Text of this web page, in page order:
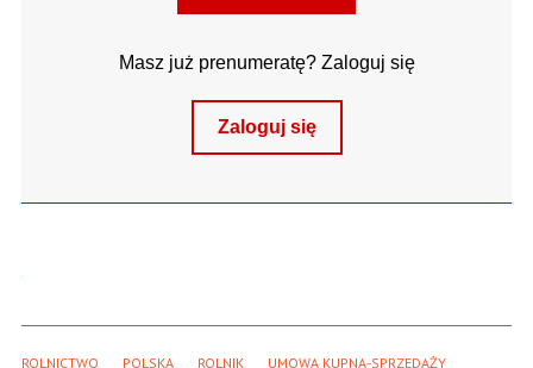
Masz już prenumeratę? Zaloguj się
Zaloguj się
ROLNICTWO POLSKA ROLNIK UMOWA KUPNA-SPRZEDAŻY